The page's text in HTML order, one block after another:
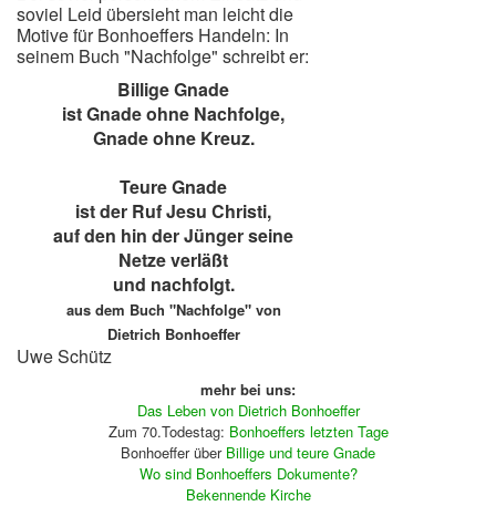
soviel Leid übersieht man leicht die
Motive für Bonhoeffers Handeln: In
seinem Buch "Nachfolge" schreibt er:
Billige Gnade
ist Gnade ohne Nachfolge,
Gnade ohne Kreuz.
Teure Gnade
ist der Ruf Jesu Christi,
auf den hin der Jünger seine
Netze verläßt
und nachfolgt.
aus dem Buch "Nachfolge" von
Dietrich Bonhoeffer
Uwe Schütz
mehr bei uns:
Das Leben von Dietrich Bonhoeffer
Zum 70.Todestag: Bonhoeffers letzten Tage
Bonhoeffer über Billige und teure Gnade
Wo sind Bonhoeffers Dokumente?
Bekennende Kirche